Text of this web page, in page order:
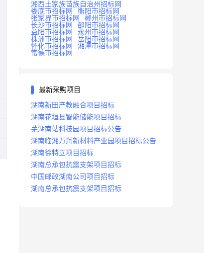
湘西土家族苗族自治州招标网
娄底市招标网
衡阳市招标网
张家界市招标网
郴州市招标网
长沙市招标网
邵阳市招标网
益阳市招标网
永州市招标网
株洲市招标网
岳阳市招标网
怀化市招标网
湘潭市招标网
常德市招标网
最新采购项目
湖南新田产教融合项目招标
湖南花垣县智能储能项目招标
芜湖南站科技园项目招标公告
湖南临湘万润新材料产业园项目招标公告
湖南徐特立项目招标
湖南总承包抗震支架项目招标
中国邮政湖南公司项目招标
湖南总承包抗震支架项目招标